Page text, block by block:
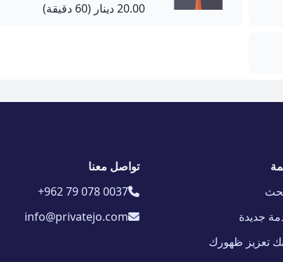
20.00 دينار
(60 دقيقة)
جديدة
تعزيز ظهورك
تواصل معنا
+962 79 078 0037
info@privatejo.com